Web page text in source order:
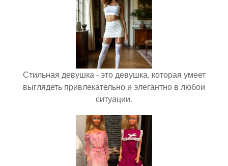
Стильная девушка - это девушка, которая умеет
выглядеть привлекательно и элегантно в любои
ситуации.